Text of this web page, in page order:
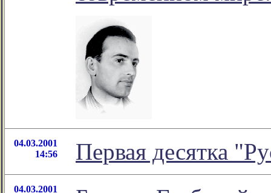
04.03.2001
14:56
Первая десятка
04.03.2001